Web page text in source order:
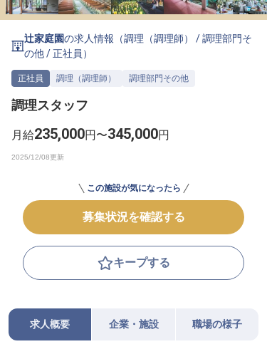
無料 転職サポートに申し込む
辻家庭園の求人情報（調理（調理師） /調理部門そ
の他/正社員 ）
正社員 調理（調理師） 調理部門その他
調理スタッフ
月給235,000円〜345,000円
この施設が気になったら
募集状況を確認する
キープする
求人概要 企業・施設 職場の様子